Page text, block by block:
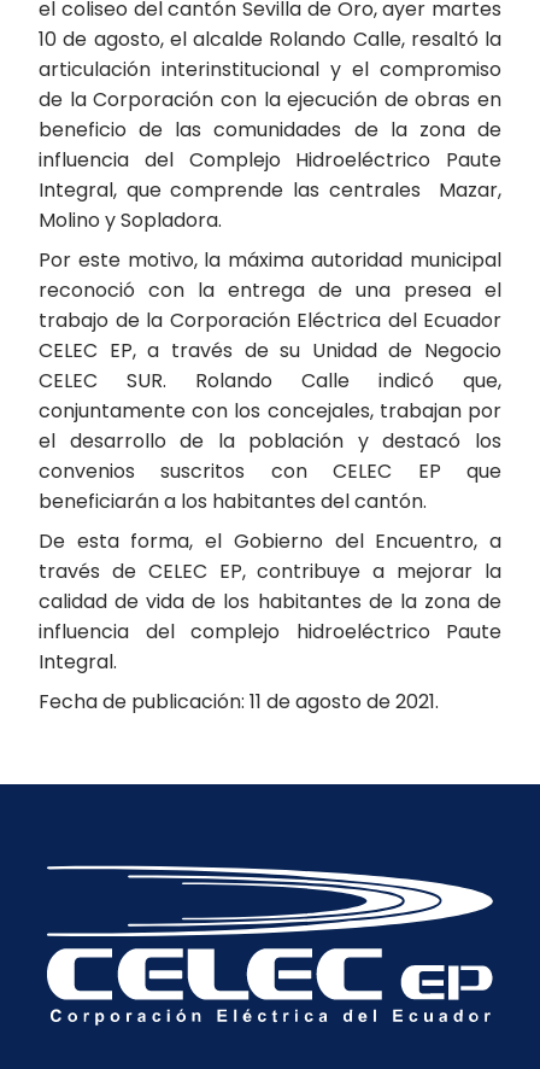
el coliseo del cantón Sevilla de Oro, ayer martes
10 de agosto, el alcalde Rolando Calle, resaltó la
articulación interinstitucional y el compromiso
de la Corporación con la ejecución de obras en
beneficio de las comunidades de la zona de
influencia del Complejo Hidroeléctrico Paute
Integral, que comprende las centrales Mazar,
Molino y Sopladora.
Por este motivo, la máxima autoridad municipal
reconoció con la entrega de una presea el
trabajo de la Corporación Eléctrica del Ecuador
CELEC EP, a través de su Unidad de Negocio
CELEC SUR. Rolando Calle indicó que,
conjuntamente con los concejales, trabajan por
el desarrollo de la población y destacó los
convenios suscritos con CELEC EP que
beneficiarán a los habitantes del cantón.
De esta forma, el Gobierno del Encuentro, a
través de CELEC EP, contribuye a mejorar la
calidad de vida de los habitantes de la zona de
influencia del complejo hidroeléctrico Paute
Integral.
Fecha de publicación: 11 de agosto de 2021.